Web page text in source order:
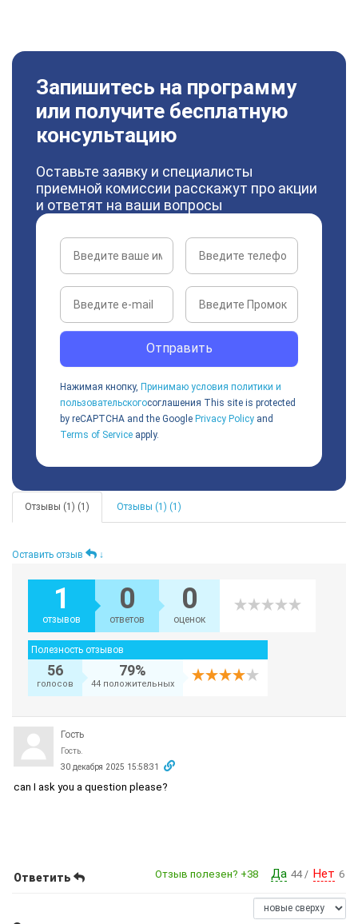
Запишитесь на программу
или получите бесплатную
консультацию
Оставьте заявку и специалисты
приемной комиссии расскажут про акции
и ответят на ваши вопросы
Отправить
Нажимая кнопку, Принимаю условия политики и
пользовательскогосоглашения This site is protected
by reCAPTCHA and the Google Privacy Policy and
Terms of Service apply.
Отзывы (1) (1) Отзывы (1) (1)
Оставить отзыв ↓
1
отзывов
0
ответов
0
оценок
Полезность отзывов
56
голосов
79%
44 положительных
Гость
Гость.
30 декабря 2025 15:58:31
can I ask you a question please?
Да 44/ Нет 6
Отзыв полезен? +38
Ответить